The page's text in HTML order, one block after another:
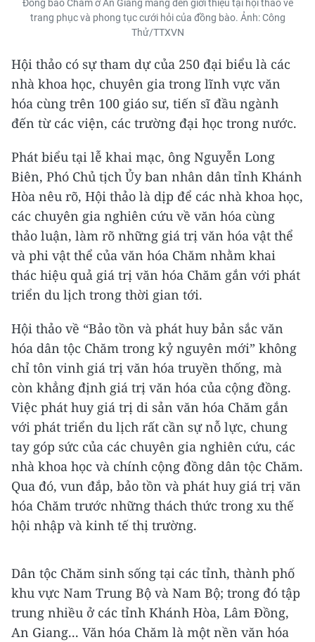
Đồng bào Chăm ở An Giang mang đến giới thiệu tại hội thảo về
trang phục và phong tục cưới hỏi của đồng bào. Ảnh: Công
Thử/TTXVN
Hội thảo có sự tham dự của 250 đại biểu là các
nhà khoa học, chuyên gia trong lĩnh vực văn
hóa cùng trên 100 giáo sư, tiến sĩ đầu ngành
đến từ các viện, các trường đại học trong nước.
Phát biểu tại lễ khai mạc, ông Nguyễn Long
Biên, Phó Chủ tịch Ủy ban nhân dân tỉnh Khánh
Hòa nêu rõ, Hội thảo là dịp để các nhà khoa học,
các chuyên gia nghiên cứu về văn hóa cùng
thảo luận, làm rõ những giá trị văn hóa vật thể
và phi vật thể của văn hóa Chăm nhằm khai
thác hiệu quả giá trị văn hóa Chăm gắn với phát
triển du lịch trong thời gian tới.
Hội thảo về “Bảo tồn và phát huy bản sắc văn
hóa dân tộc Chăm trong kỷ nguyên mới” không
chỉ tôn vinh giá trị văn hóa truyền thống, mà
còn khẳng định giá trị văn hóa của cộng đồng.
Việc phát huy giá trị di sản văn hóa Chăm gắn
với phát triển du lịch rất cần sự nỗ lực, chung
tay góp sức của các chuyên gia nghiên cứu, các
nhà khoa học và chính cộng đồng dân tộc Chăm.
Qua đó, vun đắp, bảo tồn và phát huy giá trị văn
hóa Chăm trước những thách thức trong xu thế
hội nhập và kinh tế thị trường.
Dân tộc Chăm sinh sống tại các tỉnh, thành phố
khu vực Nam Trung Bộ và Nam Bộ; trong đó tập
trung nhiều ở các tỉnh Khánh Hòa, Lâm Đồng,
An Giang... Văn hóa Chăm là một nền văn hóa